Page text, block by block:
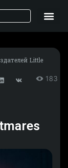
Little
183